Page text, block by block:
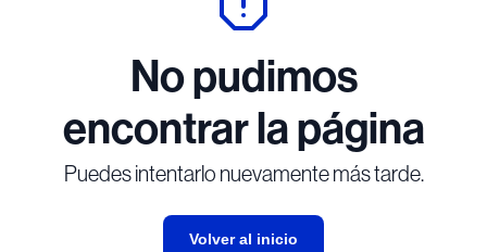
No pudimos
encontrar la página
Puedes intentarlo nuevamente más tarde.
Volver al inicio